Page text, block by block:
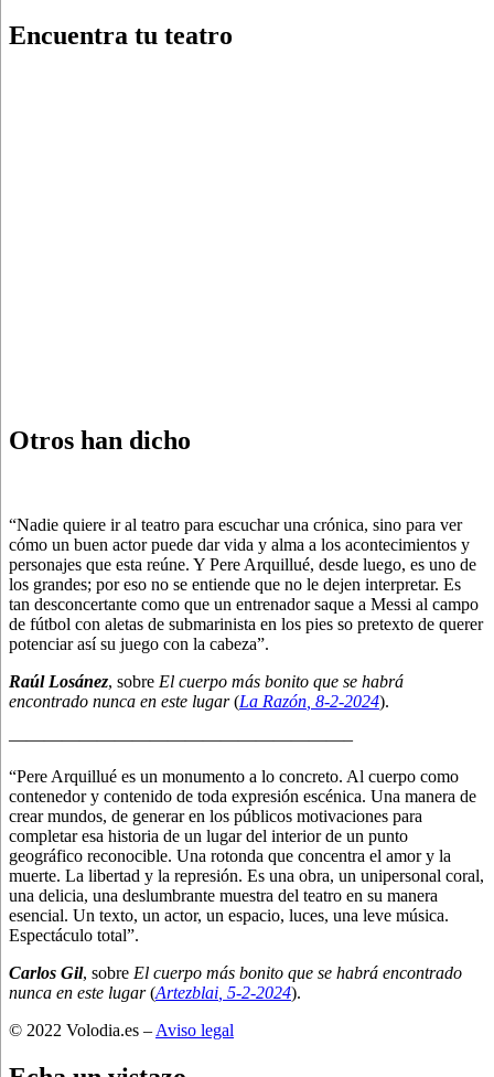
Encuentra tu teatro
Otros han dicho
“Nadie quiere ir al teatro para escuchar una crónica, sino para ver
cómo un buen actor puede dar vida y alma a los acontecimientos y
personajes que esta reúne. Y Pere Arquillué, desde luego, es uno de
los grandes; por eso no se entiende que no le dejen interpretar. Es
tan desconcertante como que un entrenador saque a Messi al campo
de fútbol con aletas de submarinista en los pies so pretexto de querer
potenciar así su juego con la cabeza”.
Raúl Losánez, sobre El cuerpo más bonito que se habrá
encontrado nunca en este lugar(La Razón , 8-2-2024).
———————————————————–
“Pere Arquillué es un monumento a lo concreto. Al cuerpo como
contenedor y contenido de toda expresión escénica. Una manera de
crear mundos, de generar en los públicos motivaciones para
completar esa historia de un lugar del interior de un punto
geográfico reconocible. Una rotonda que concentra el amor y la
muerte. La libertad y la represión. Es una obra, un unipersonal coral,
una delicia, una deslumbrante muestra del teatro en su manera
esencial. Un texto, un actor, un espacio, luces, una leve música.
Espectáculo total”.
Carlos Gil, sobre El cuerpo más bonito que se habrá encontrado
nunca en este lugar(Artezblai , 5-2-2024).
© 2022 Volodia.es – Aviso legal